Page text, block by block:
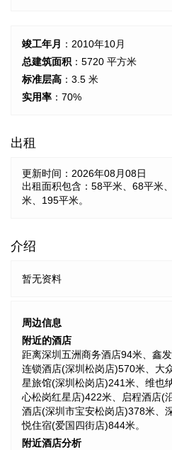
竣工年月
：2010年10月
总建筑面积 ：5720 平方米
标准层高 ：3.5 米
实用率 ：70%
出租
更新时间： 2026年08月08日
出租面积包含：58平米、68平米
米、195平米。
介绍
暂无资料
周边信息
附近的酒店
距离深圳五洲商务酒店94米、鑫
连锁酒店(深圳松岗店)570米、大
星旅馆(深圳松岗店)241米、维也
心松岗红星店)422米、启程酒店(
酒店(深圳市宝安松岗店)378米、
悦住宿(爱国四街店)844米。
附近酒店分析